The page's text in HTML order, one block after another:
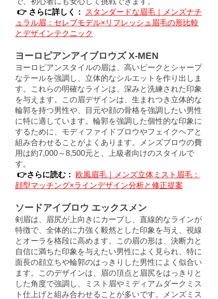
👉 さらに詳しく：
スタンダードな眉毛｜メンズナチ
ュラル眉：セレブモデル×リフレッシュ眉毛の形比較
とデザインテクニック
ヨーロピアンアイブロウズ X-MEN
ヨーロピアンスタイルの眉は、高いピークとシャープ
なテールを強調し、立体的なシルエットを作り出しま
す。これらの明確なラインは、深みと洗練された印象
を与えます。この眉デザインは、生まれつき立体的な
輪郭を持つ男性や、目元や顔の骨格を強調したい男性
に特に適しています。輪郭を強調した個性的な印象に
するために、モディファイドブロウやフェイクヘアと
組み合わせることがよくあります。メンズブロウの費
用は約7,000～8,500元と、上級者向けのスタイルで
す。
👉さらに読む：
欧風眉毛｜メンズ立体ミスト眉毛：
顔型マッチング×ラインデザイン分析と修正提案
ソードアイブロウ エックスメン
剣眉は、眉尻が上向きにカーブし、直線的なラインが
特徴で、全体的に力強く毅然とした印象を与え、視線
とオーラを格段に高めます。この眉の形は、決断力と
自信に満ちた印象を与えたい男性によく見られ、特に
面長の顔立ちや輪郭のはっきりした男性によく似合い
ます。このデザインは、眉の頂点と眉尻をはっきりと
した角度で強調し、ミスト眉やミディアムダークミス
ト仕上げと組み合わせることが多いです。メンズミス